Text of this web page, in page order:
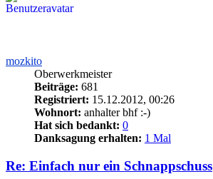
mozkito
Oberwerkmeister
Beiträge: 681
Registriert: 15.12.2012, 00:26
Wohnort: anhalter bhf :-)
Hat sich bedankt: 0
Danksagung erhalten: 1 Mal
Re: Einfach nur ein Schnappschuss